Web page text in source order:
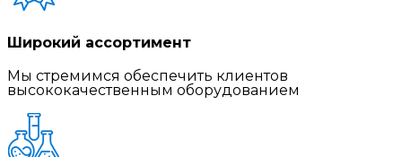
Широкий ассортимент
Мы стремимся обеспечить клиентов
высококачественным оборудованием